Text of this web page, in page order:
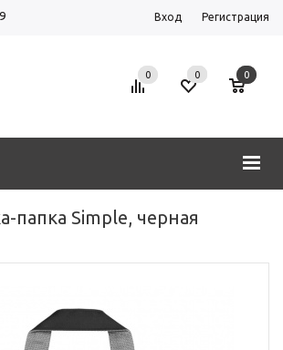
Вход Регистрация
0 0 0
папка Simple, черная